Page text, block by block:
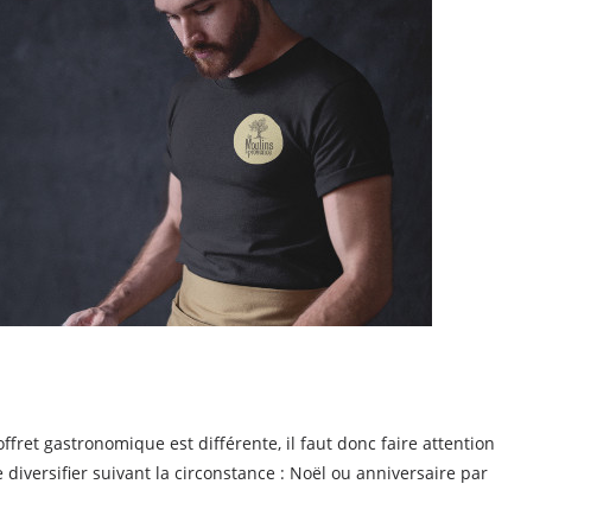
gastronomique est différente, il faut donc faire attention
suivant la circonstance : Noël ou anniversaire par